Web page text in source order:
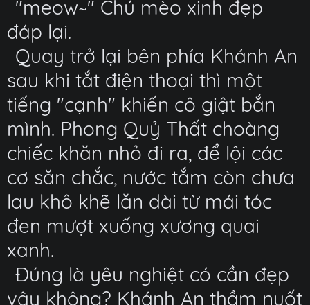
"meow~" Chú mèo xinh đẹp
đáp lại.
Quay trở lại bên phía Khánh An
sau khi tắt điện thoại thì một
tiếng "cạnh" khiến cô giật bắn
mình. Phong Quỷ Thất choàng
chiếc khăn nhỏ đi ra, để lội các
cơ săn chắc, nước tắm còn chưa
lau khô khẽ lăn dài từ mái tóc
đen mượt xuống xương quai
xanh.
Đúng là yêu nghiệt có cần đẹp
vậy không? Khánh An thầm nuốt